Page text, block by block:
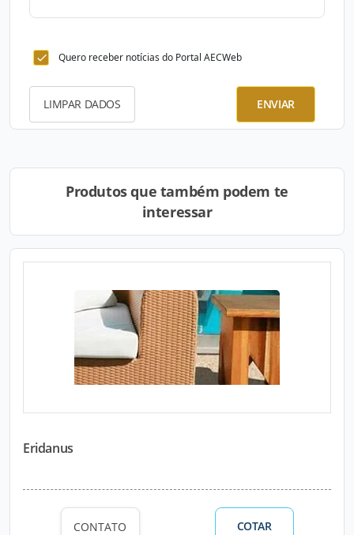
Quero receber notícias do Portal AECWeb
LIMPAR DADOS ENVIAR
Produtos que também podem te
interessar
Eridanus
CONTATO COTAR